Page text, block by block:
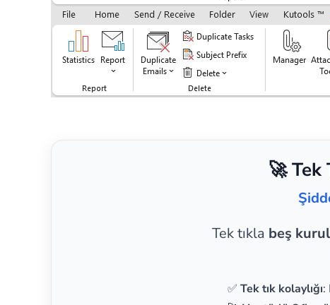
🚀
Tek tıkla beş
✅ Tek tık kolaylığı: